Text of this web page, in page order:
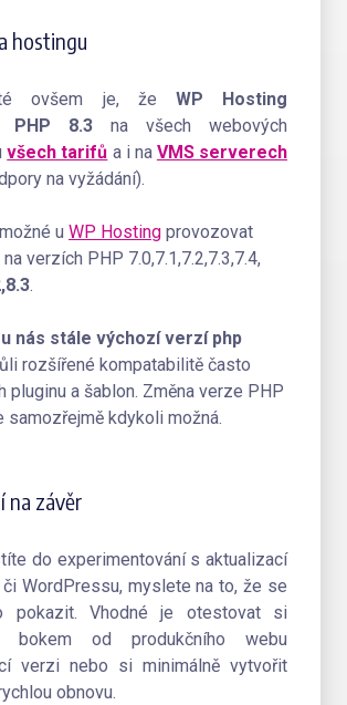
hostingu
ovšem je, že WP Hosting
PHP 8.3 na všech webových
všech tarifů a i na VMS serverech
na vyžádání).
u WP Hosting provozovat
verzích PHP 7.0,7.1,7.2,7.3,7.4,
.
u nás stále výchozí verzí php
rozšířené kompatabilitě často
pluginu a šablon. Změna verze PHP
samozřejmě kdykoli možná.
na závěr
do experimentování s aktualizací
WordPressu, myslete na to, že se
pokazit. Vhodné je otestovat si
bokem od produkčního webu
verzi nebo si minimálně vytvořit
obnovu.